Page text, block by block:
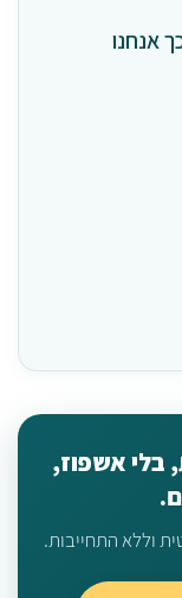
אנחנו
בלי אשפוז,
וללא התחייבות.